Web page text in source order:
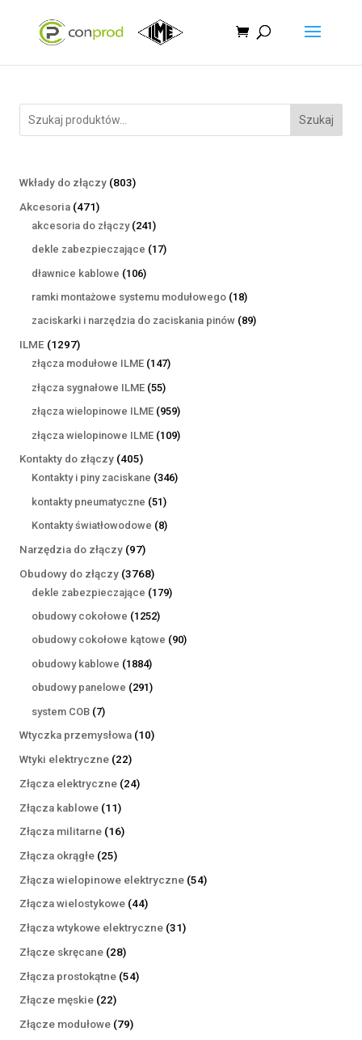
Szukaj
Wkłady do złączy 803803
Akcesoria 471471
produktów
akcesoria do złączy 241241
produktów
dekle zabezpieczające 1717
dławnice kablowe 106106
produktów
ramki montażowe systemu modułowego 1818
produktów
zaciskarki i narzędzia do zaciskania pinów 8989
ILME 12971297
produktów
złącza modułowe ILME 147147
złącza sygnałowe ILME 5555
produktów
złącza wielopinowe ILME 959959
produktów
złącza wielopinowe ILME 109109
Kontakty do złączy 405405
produktów
Kontakty i piny zaciskane 346346
kontakty pneumatyczne 5151
produktów
Kontakty światłowodowe 88
Narzędzia do złączy 9797
produktów
Obudowy do złączy 37683768
produktów
dekle zabezpieczające 179179
obudowy cokołowe 12521252
produkty
obudowy cokołowe kątowe 9090
obudowy kablowe 18841884
produkty
obudowy panelowe 291291
system COB 77
produktów
Wtyczka przemysłowa 1010
Wtyki elektryczne 2222
produkty
Złącza elektryczne 2424
Złącza kablowe 1111
produktów
Złącza militarne 1616
Złącza okrągłe 2525
produktów
Złącza wielopinowe elektryczne 5454
Złącza wielostykowe 4444
produkty
Złącza wtykowe elektryczne 3131
Złącze skręcane 2828
produktów
Złącza prostokątne 5454
Złącze męskie 2222
produkty
Złącze modułowe 7979